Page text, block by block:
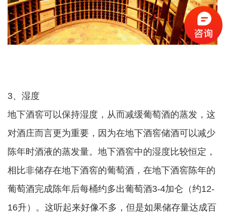
3、湿度
地下酒窖可以保持湿度，从而减缓葡萄酒的蒸发，这
对酒庄而言更为重要，因为在地下酒窖储酒可以减少
陈年时酒液的蒸发量。地下酒窖中的湿度比较恒定，
相比非储存在地下酒窖的葡萄酒，在地下酒窖陈年的
葡萄酒完成陈年后每桶约多出葡萄酒3-4加仑（约12-
16升）。这听起来好像不多，但是如果储存量达成百